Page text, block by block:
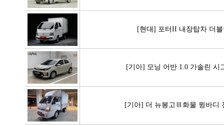
[현대] 포터II 내장탑차 더블
[기아] 모닝 어반 1.0 가솔린 시
[기아] 더 뉴봉고Ⅲ화물 윙바디